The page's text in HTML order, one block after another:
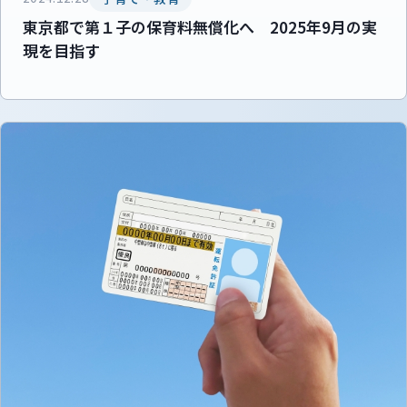
東京都で第１子の保育料無償化へ 2025年9月の実
現を目指す